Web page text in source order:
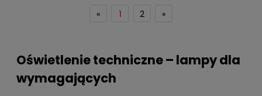
« 1 2 »
Oświetlenie techniczne – lampy dla
wymagających